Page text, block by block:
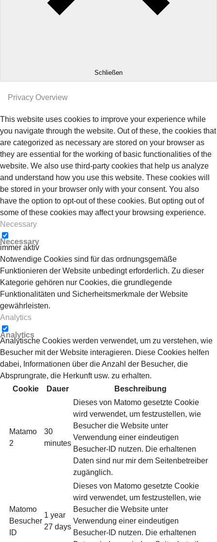
Schließen
Privacy Overview
This website uses cookies to improve your experience while
you navigate through the website. Out of these, the cookies that
are categorized as necessary are stored on your browser as
they are essential for the working of basic functionalities of the
website. We also use third-party cookies that help us analyze
and understand how you use this website. These cookies will
be stored in your browser only with your consent. You also
have the option to opt-out of these cookies. But opting out of
some of these cookies may affect your browsing experience.
Necessary
Necessary
immer aktiv
Notwendige Cookies sind für das ordnungsgemäße
Funktionieren der Website unbedingt erforderlich. Zu dieser
Kategorie gehören nur Cookies, die grundlegende
Funktionalitäten und Sicherheitsmerkmale der Website
gewährleisten.
Analytics
Analytics
Analytische Cookies werden verwendet, um zu verstehen, wie
Besucher mit der Website interagieren. Diese Cookies helfen
dabei, Informationen über die Anzahl der Besucher, die
Absprungrate, die Herkunft usw. zu erhalten.
Cookie
Dauer Beschreibung
Matamo
2
30
minutes
Dieses von Matomo gesetzte Cookie
wird verwendet, um festzustellen, wie
Besucher die Website unter
Verwendung einer eindeutigen
Besucher-ID nutzen. Die erhaltenen
Daten sind nur mir dem Seitenbetreiber
zugänglich.
Matomo
Besucher
ID
1 year
27 days
Dieses von Matomo gesetzte Cookie
wird verwendet, um festzustellen, wie
Besucher die Website unter
Verwendung einer eindeutigen
Besucher-ID nutzen. Die erhaltenen